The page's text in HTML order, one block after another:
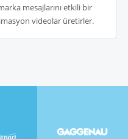
mesajlarını etkili bir
videolar üretirler.